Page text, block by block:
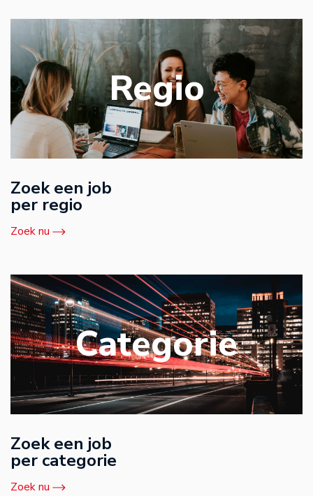
Regio
Zoek een job
per regio
Zoek nu
Categorie
Zoek een job
per categorie
Zoek nu